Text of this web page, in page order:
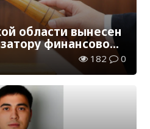
области вынесен
финансовой
182 0